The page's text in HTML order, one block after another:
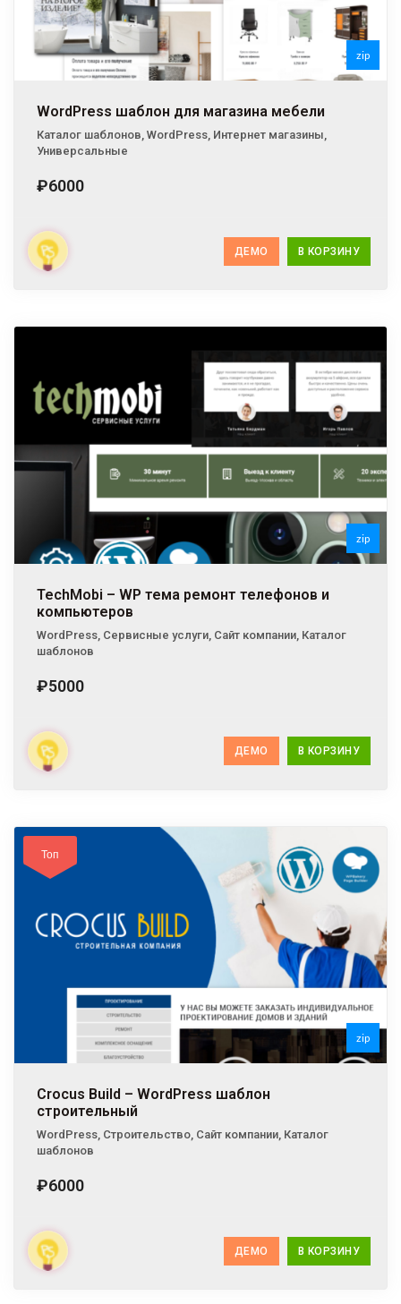
zip
WordPress шаблон для магазина мебели
Каталог шаблонов, WordPress, Интернет магазины,
Универсальные
₽6000
ДЕМО В КОРЗИНУ
zip
TechMobi – WP тема ремонт телефонов и
компьютеров
WordPress Сервисные услуги Сайт компании Каталог
шаблонов
₽5000
ДЕМО В КОРЗИНУ
Топ
zip
Crocus Build – WordPress шаблон
строительный
WordPress, Строительство, Сайт компании, Каталог
шаблонов
₽6000
ДЕМО В КОРЗИНУ